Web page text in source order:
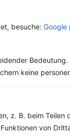
besuche: Google
Bedeutung.
keine
z. B. beim Teilen
von
kcal
›